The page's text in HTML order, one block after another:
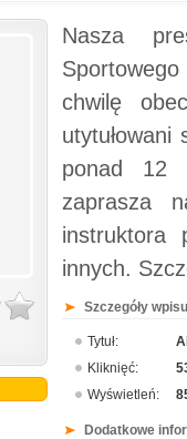
Nasza
chwilę
ponad 12
zaprasza
instruktora
innych.
Szczegóły
Tytuł:
Kliknięć:
Wyświetleń:
Dodatkowe